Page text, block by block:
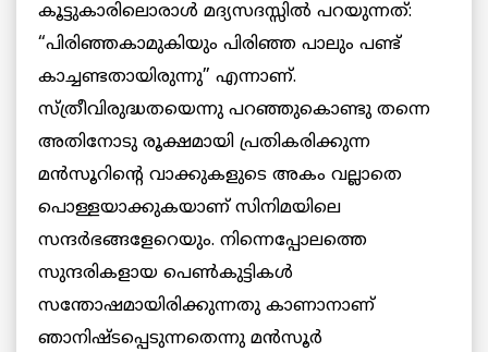
കൂട്ടുകാരിലൊരാൾ മദ്യസദസ്സിൽ പറയുന്നത്:
“പിരിഞ്ഞകാമുകിയും പിരിഞ്ഞ പാലും പണ്ട്
കാച്ചണ്ടതായിരുന്നു” എന്നാണ്.
സ്ത്രീവിരുദ്ധതയെന്നു പറഞ്ഞുകൊണ്ടു തന്നെ
അതിനോടു രൂക്ഷമായി പ്രതികരിക്കുന്ന
മൻസൂറിന്റെ വാക്കുകളുടെ അകം വല്ലാതെ
പൊള്ളയാക്കുകയാണ് സിനിമയിലെ
സന്ദർഭങ്ങളേറെയും. നിന്നെപ്പോലത്തെ
സുന്ദരികളായ പെൺകുട്ടികൾ
സന്തോഷമായിരിക്കുന്നതു കാണാനാണ്
ഞാനിഷ്ടപ്പെടുന്നതെന്നു മൻസൂർ